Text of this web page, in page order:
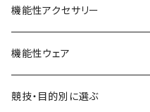
Type-M＋A
Type-S Suzumebachi
スパークユーシリーズ
スパークユーボディケアスプレー
スパークユーマッサージローション
重心ソックスシリーズ
重心ソックスショート
重心ソックスロング
ビーダッシュシリーズ
カーフカバートルネード
アスリートシリーズ
機能性アクセサリー
ネックウォーマー
機能性ウェア
インナーウェア
競技・目的別に選ぶ